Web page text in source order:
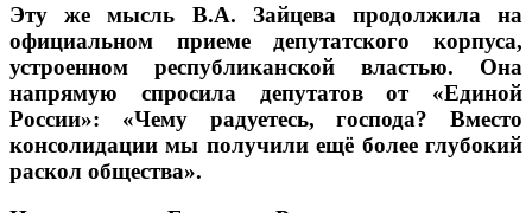
Эту же мысль В.А. Зайцева продолжила на
официальном приеме депутатского корпуса,
устроенном республиканской властью. Она
напрямую спросила депутатов от «Единой
России»: «Чему радуетесь, господа? Вместо
консолидации мы получили ещё более глубокий
раскол общества».